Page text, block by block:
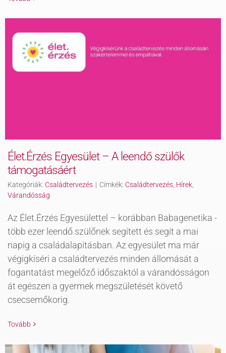
Élet.Érzés Egyesület – A leendő szülők
támogatásáért
Kategóriák: Családtervezés | Címkék: Családtervezés, Hírek,
Várandósság
Az Élet.Érzés Egyesülettel – korábban Babagenetika -
több ezer leendő szülőnek segített és segít a mai
napig a családalapításban. Az egyesület ma már
végigkíséri a családtervezés minden állomását a
fogantatást megelőző időszaktól a várandósságon
át egészen a gyermek megszületését követő
csecsemőkorig.
Tovább